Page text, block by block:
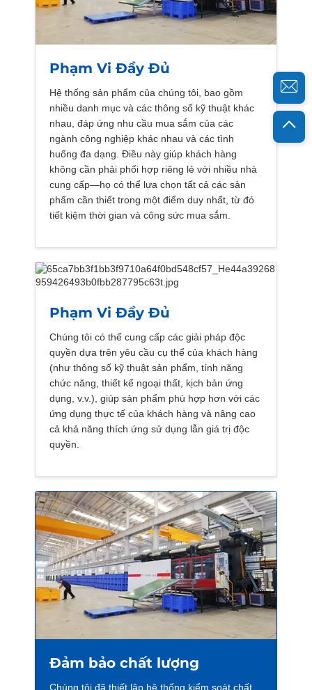
Phạm Vi Đầy Đủ
Hệ thống sản phẩm của chúng tôi, bao gồm
nhiều danh mục và các thông số kỹ thuật khác
nhau, đáp ứng nhu cầu mua sắm của các
ngành công nghiệp khác nhau và các tình
huống đa dạng. Điều này giúp khách hàng
không cần phải phối hợp riêng lẻ với nhiều nhà
cung cấp—họ có thể lựa chọn tất cả các sản
phẩm cần thiết trong một điểm duy nhất, từ đó
tiết kiệm thời gian và công sức mua sắm.
Phạm Vi Đầy Đủ
Chúng tôi có thể cung cấp các giải pháp độc
quyền dựa trên yêu cầu cụ thể của khách hàng
(như thông số kỹ thuật sản phẩm, tính năng
chức năng, thiết kế ngoại thất, kịch bản ứng
dụng, v.v.), giúp sản phẩm phù hợp hơn với các
ứng dụng thực tế của khách hàng và nâng cao
cả khả năng thích ứng sử dụng lẫn giá trị độc
quyền.
Đảm bảo chất lượng
Chúng tôi đã thiết lập hệ thống kiểm soát chất